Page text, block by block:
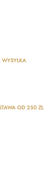
WYSYŁKA
OD 250 ZŁ